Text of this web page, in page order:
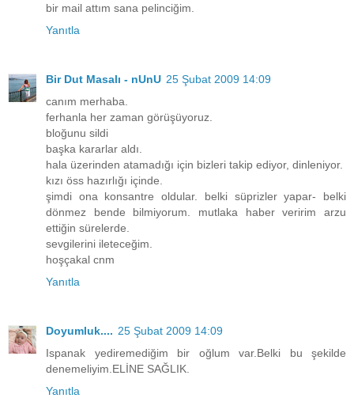
bir mail attım sana pelinciğim.
Yanıtla
Bir Dut Masalı - nUnU 25 Şubat 2009 14:09
canım merhaba.
ferhanla her zaman görüşüyoruz.
bloğunu sildi
başka kararlar aldı.
hala üzerinden atamadığı için bizleri takip ediyor, dinleniyor.
kızı öss hazırlığı içinde.
şimdi ona konsantre oldular. belki süprizler yapar- belki
dönmez bende bilmiyorum. mutlaka haber veririm arzu
ettiğin sürelerde.
sevgilerini ileteceğim.
hoşçakal cnm
Yanıtla
Doyumluk.... 25 Şubat 2009 14:09
Ispanak yediremediğim bir oğlum var.Belki bu şekilde
denemeliyim.ELİNE SAĞLIK.
Yanıtla